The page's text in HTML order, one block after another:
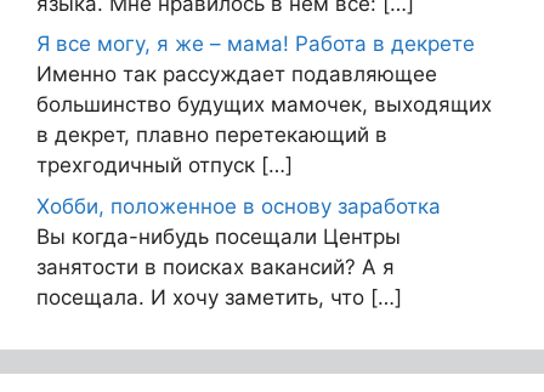
Я все могу, я же – мама! Работа в декрете
Именно так рассуждает подавляющее
большинство будущих мамочек, выходящих
в декрет, плавно перетекающий в
трехгодичный отпуск […]
Хобби, положенное в основу заработка
Вы когда-нибудь посещали Центры
занятости в поисках вакансий? А я
посещала. И хочу заметить, что […]